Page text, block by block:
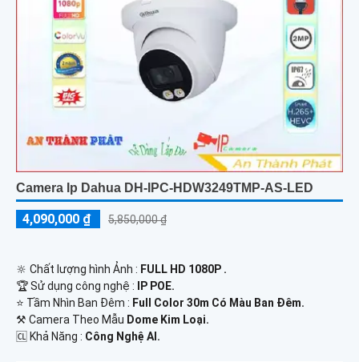
Camera Ip Dahua DH-IPC-HDW3249TMP-AS-LED
4,090,000 ₫ 5,850,000 ₫
🔆 Chất lượng hình Ảnh : FULL HD 1080P .
🏆 Sử dụng công nghệ : IP POE.
⭐ Tầm Nhìn Ban Đêm : Full Color 30m Có Màu Ban Đêm.
⚒ Camera Theo Mẫu Dome Kim Loại.
️🆑 Khả Năng : Công Nghệ AI.